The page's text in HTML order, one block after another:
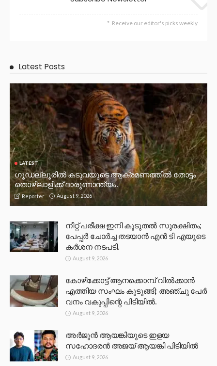
Receive our editor's picks weekly
Latest Posts
LATEST
ഗൂഡല്ലൂരിൽ കടുവയുടെ ആക്രമണത്തിൽ തോട്ടം
തൊഴിലാളിക്ക് ദാരുണാന്ത്യം.
Reporter August 9, 2026
നീറ്റ് പരീക്ഷ ഇനി കൂടുതൽ സുരക്ഷിതം;
പേപ്പർ ചോർച്ച തടയാൻ എൻ ടി എയുടെ
കർശന നടപടി.
August 9, 2026
കോഴിക്കോട്ട് ആനക്കൊമ്പ് വിൽക്കാൻ
എത്തിയ സംഘം കുടുങ്ങി; അഞ്ചു പേർ
വനം വകുപ്പിന്റെ പിടിയിൽ.
August 9, 2026
അർജുൻ ആയങ്കിയുടെ ഇളയ
സഹോദരൻ അജയ് ആയങ്കി പിടിയിൽ
August 9, 2026